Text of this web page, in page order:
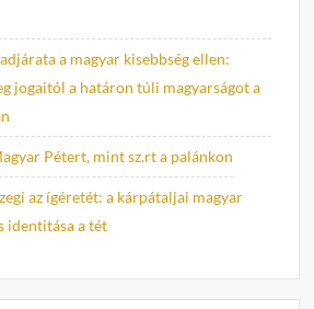
a magyar kisebbség ellen:
jogaitól a határon túli magyarságot a
Pétert, mint sz.rt a palánkon
az ígéretét: a kárpátaljai magyar
identitása a tét